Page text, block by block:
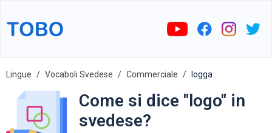
Lingue Vocaboli Svedese Commerciale logga
Come si dice "logo" in
svedese?